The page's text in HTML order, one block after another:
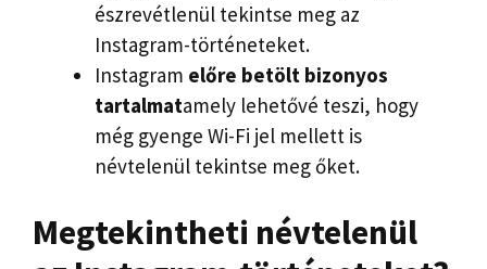
észrevétlenül tekintse meg az
Instagram-történeteket.
Instagram előre betölt bizonyos
tartalmatamely lehetővé teszi, hogy
még gyenge Wi-Fi jel mellett is
névtelenül tekintse meg őket.
Megtekintheti névtelenül